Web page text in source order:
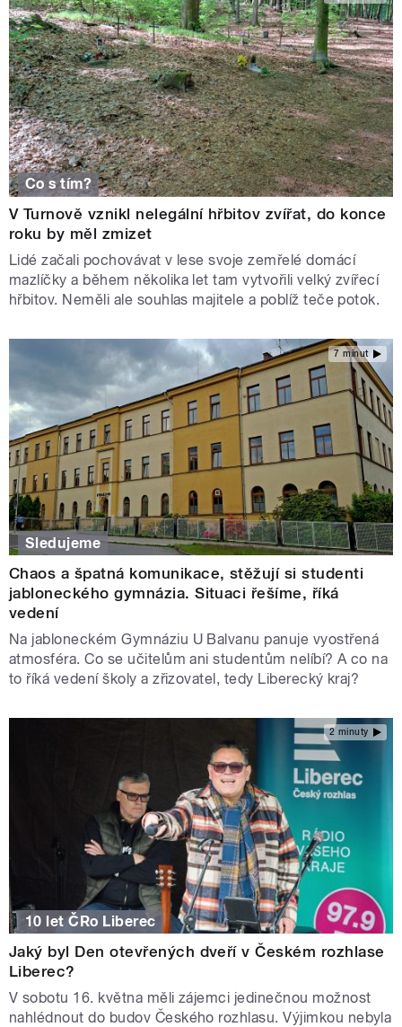
Co s tím?
V Turnově vznikl nelegální hřbitov zvířat, do konce
roku by měl zmizet
Lidé začali pochovávat v lese svoje zemřelé domácí
mazlíčky a během několika let tam vytvořili velký zvířecí
hřbitov. Neměli ale souhlas majitele a poblíž teče potok.
7 minut
Sledujeme
Chaos a špatná komunikace, stěžují si studenti
jabloneckého gymnázia. Situaci řešíme, říká
vedení
Na jabloneckém Gymnáziu U Balvanu panuje vyostřená
atmosféra. Co se učitelům ani studentům nelíbí? A co na
to říká vedení školy a zřizovatel, tedy Liberecký kraj?
2 minuty
10 let ČRo Liberec
Jaký byl Den otevřených dveří v Českém rozhlase
Liberec?
V sobotu 16. května měli zájemci jedinečnou možnost
nahlédnout do budov Českého rozhlasu. Výjimkou nebyla